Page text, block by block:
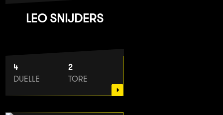
LEO SNIJDERS
4
DUELLE
2
TORE